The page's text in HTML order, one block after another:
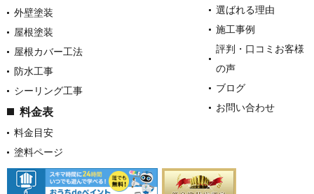
外壁塗装
屋根塗装
屋根カバー工法
防水工事
シーリング工事
料金表
料金目安
塗料ページ
選ばれる理由
施工事例
評判・口コミお客様
の声
ブログ
お問い合わせ